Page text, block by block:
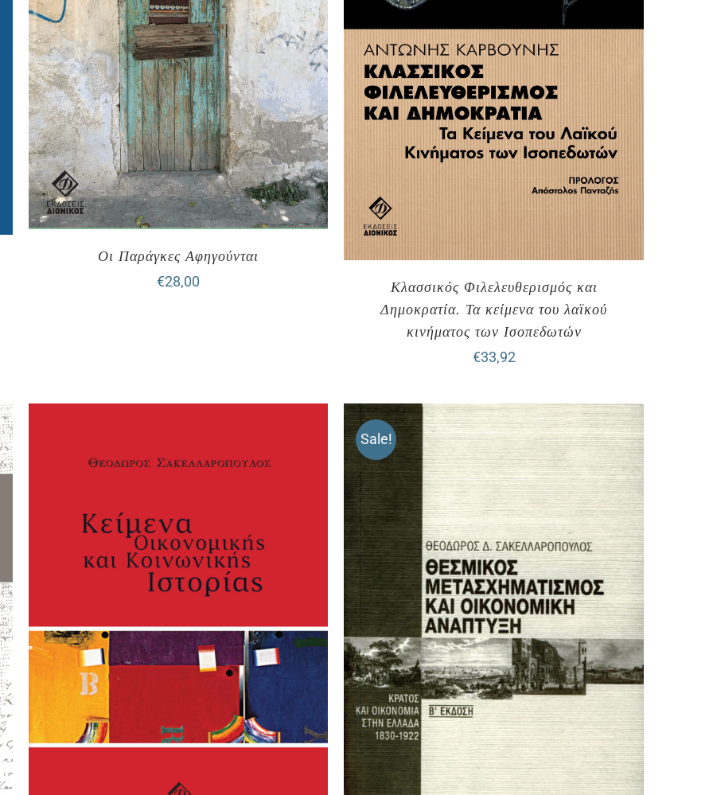
Οι Παράγκες Αφηγούνται
€28,00
Κλασσικός Φιλελευθερισμός και
Δημοκρατία. Τα κείμενα του λαϊκού
κινήματος των Ισοπεδωτών
€33,92
Sale!